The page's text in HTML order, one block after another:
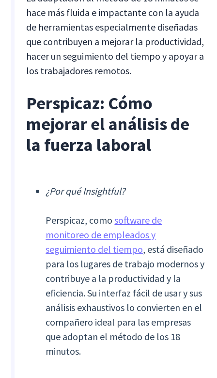
hace más fluida e impactante con la ayuda
de herramientas especialmente diseñadas
que contribuyen a mejorar la productividad,
hacer un seguimiento del tiempo y apoyar a
los trabajadores remotos.
Perspicaz: Cómo
mejorar el análisis de
la fuerza laboral
¿Por qué Insightful?
Perspicaz, comosoftware de
monitoreo de empleados y
seguimiento del tiempo, está diseñado
para los lugares de trabajo modernos y
contribuye a la productividad y la
eficiencia. Su interfaz fácil de usar y sus
análisis exhaustivos lo convierten en el
compañero ideal para las empresas
que adoptan el método de los 18
minutos.